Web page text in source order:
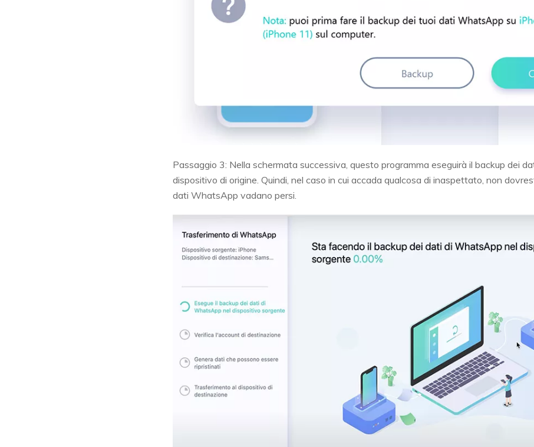
Passaggio 3: Nella schermata successiva, questo programma eseguirà il backup dei
dispositivo di origine. Quindi, nel caso in cui accada qualcosa di inaspettato, non
dati WhatsApp vadano persi.